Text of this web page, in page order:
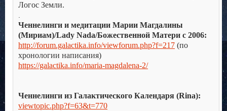
Логос Земли.
Ченнелинги и медитации Марии Магдалины
(Мириам)/Lady Nada/Божественной Матери с 2006:
http://forum.galactika.info/viewforum.php?f=217 (по
хронологии написания)
https://galactika.info/maria-magdalena-2/
Ченнелинги из Галактического Календаря (Rina):
viewtopic.php?f=63&t=770